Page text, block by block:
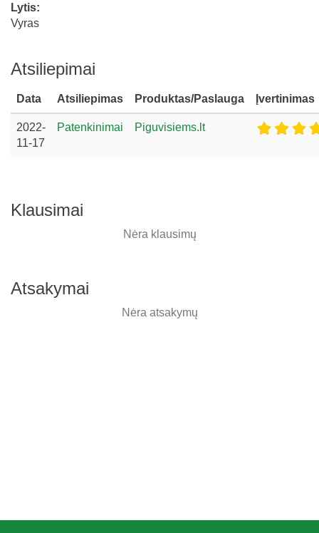
Lytis:
Vyras
Atsiliepimai
Data Atsiliepimas Produktas/Paslauga Įvertinimas
2022-
11-17
Patenkinimai Piguvisiems.lt
Klausimai
Nėra klausimų
Atsakymai
Nėra atsakymų